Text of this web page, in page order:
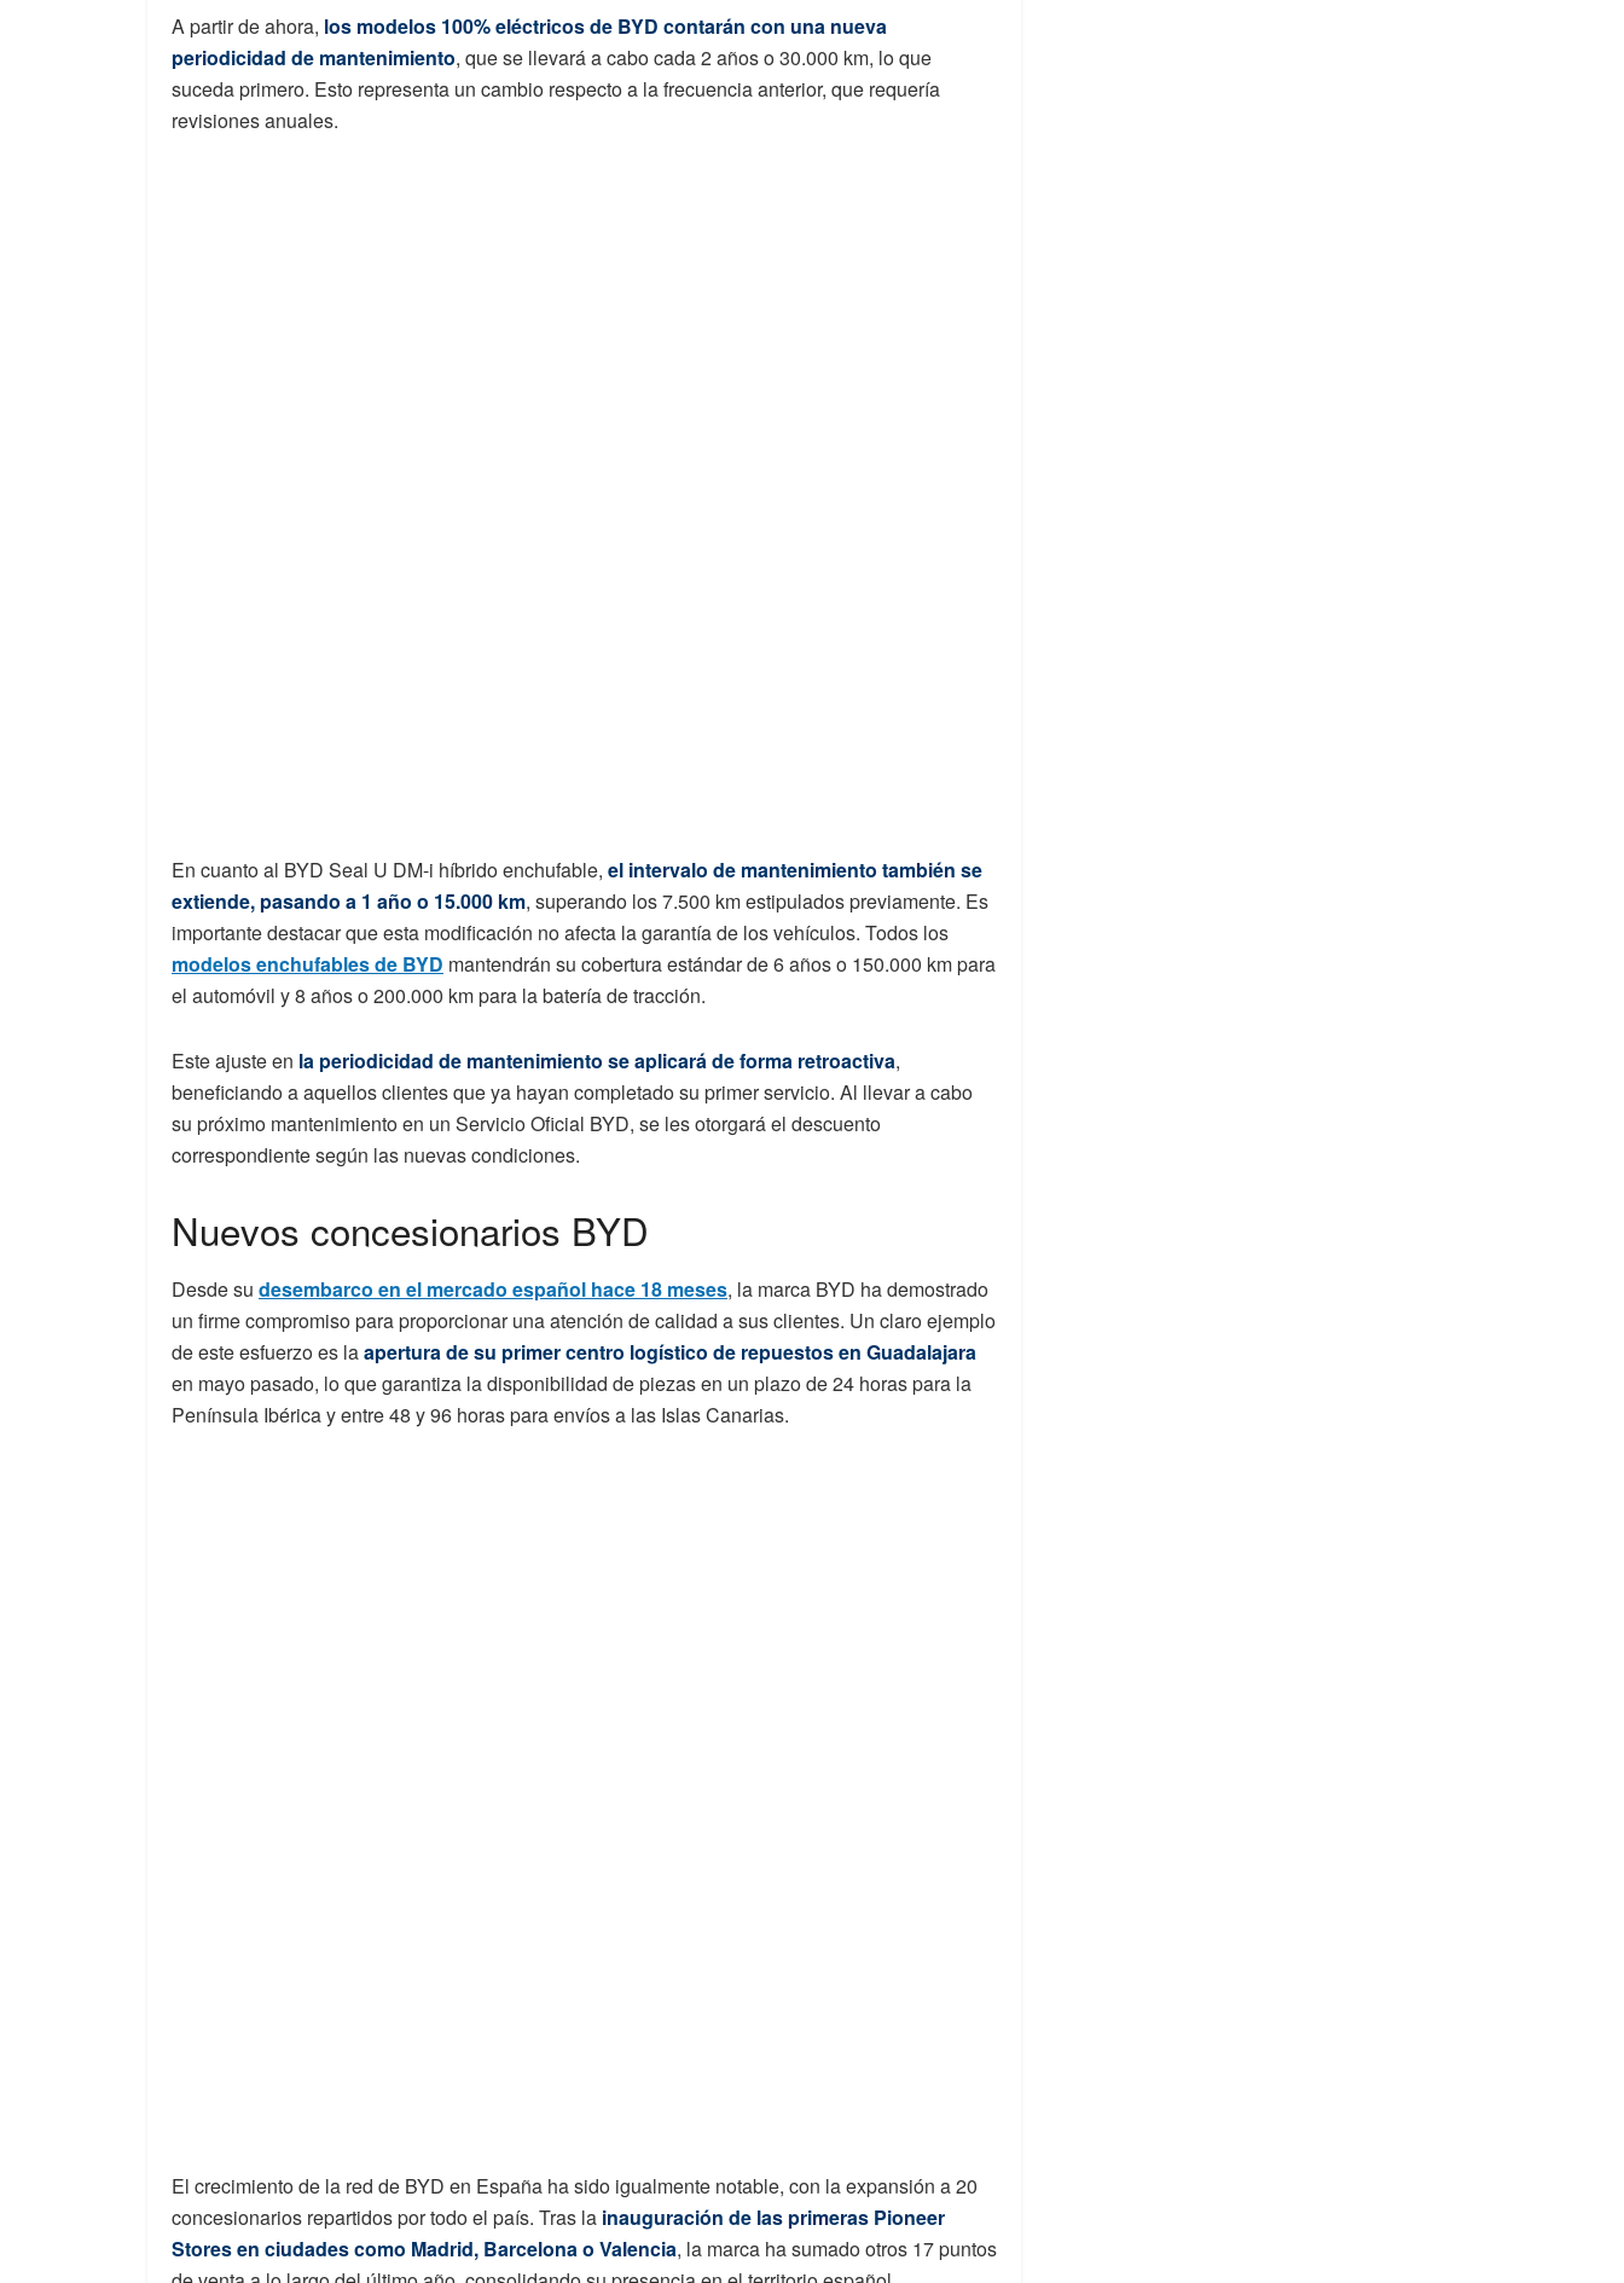
A partir de ahora, los modelos 100% eléctricos de BYD contarán con una nueva
periodicidad de mantenimiento, que se llevará a cabo cada 2 años o 30.000 km, lo que
suceda primero. Esto representa un cambio respecto a la frecuencia anterior, que requería
revisiones anuales.
En cuanto al BYD Seal U DM-i híbrido enchufable, el intervalo de mantenimiento también se
extiende, pasando a 1 año o 15.000 km, superando los 7.500 km estipulados previamente. Es
importante destacar que esta modificación no afecta la garantía de los vehículos. Todos los
modelos enchufables de BYD mantendrán su cobertura estándar de 6 años o 150.000 km para
el automóvil y 8 años o 200.000 km para la batería de tracción.
Este ajuste en la periodicidad de mantenimiento se aplicará de forma retroactiva,
beneficiando a aquellos clientes que ya hayan completado su primer servicio. Al llevar a cabo
su próximo mantenimiento en un Servicio Oficial BYD, se les otorgará el descuento
correspondiente según las nuevas condiciones.
Nuevos concesionarios BYD
Desde su desembarco en el mercado español hace 18 meses, la marca BYD ha demostrado
un firme compromiso para proporcionar una atención de calidad a sus clientes. Un claro ejemplo
de este esfuerzo es laapertura de su primer centro logístico de repuestos en Guadalajara
en mayo pasado, lo que garantiza la disponibilidad de piezas en un plazo de 24 horas para la
Península Ibérica y entre 48 y 96 horas para envíos a las Islas Canarias.
El crecimiento de la red de BYD en España ha sido igualmente notable, con la expansión a 20
concesionarios repartidos por todo el país. Tras la inauguración de las primeras Pioneer
Stores en ciudades como Madrid, Barcelona o Valencia, la marca ha sumado otros 17 puntos